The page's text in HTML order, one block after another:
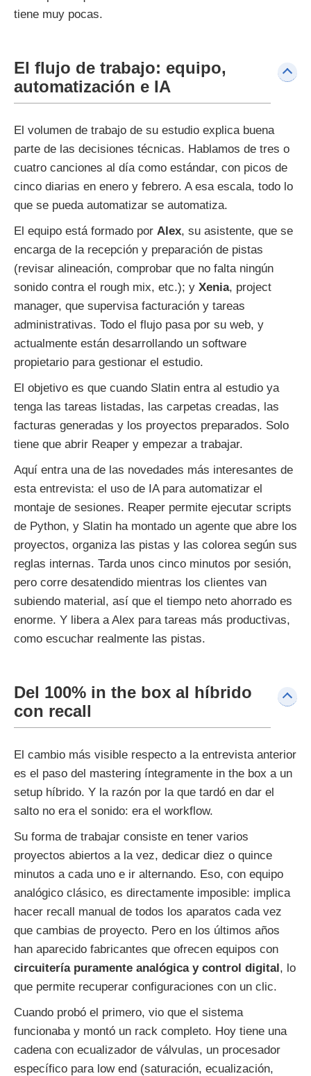
tiene muy pocas.
El flujo de trabajo: equipo,
automatización e IA
El volumen de trabajo de su estudio explica buena
parte de las decisiones técnicas. Hablamos de tres o
cuatro canciones al día como estándar, con picos de
cinco diarias en enero y febrero. A esa escala, todo lo
que se pueda automatizar se automatiza.
El equipo está formado por Alex, su asistente, que se
encarga de la recepción y preparación de pistas
(revisar alineación, comprobar que no falta ningún
sonido contra el rough mix, etc.); y Xenia, project
manager, que supervisa facturación y tareas
administrativas. Todo el flujo pasa por su web, y
actualmente están desarrollando un software
propietario para gestionar el estudio.
El objetivo es que cuando Slatin entra al estudio ya
tenga las tareas listadas, las carpetas creadas, las
facturas generadas y los proyectos preparados. Solo
tiene que abrir Reaper y empezar a trabajar.
Aquí entra una de las novedades más interesantes de
esta entrevista: el uso de IA para automatizar el
montaje de sesiones. Reaper permite ejecutar scripts
de Python, y Slatin ha montado un agente que abre los
proyectos, organiza las pistas y las colorea según sus
reglas internas. Tarda unos cinco minutos por sesión,
pero corre desatendido mientras los clientes van
subiendo material, así que el tiempo neto ahorrado es
enorme. Y libera a Alex para tareas más productivas,
como escuchar realmente las pistas.
Del 100% in the box al híbrido
con recall
El cambio más visible respecto a la entrevista anterior
es el paso del mastering íntegramente in the box a un
setup híbrido. Y la razón por la que tardó en dar el
salto no era el sonido: era el workflow.
Su forma de trabajar consiste en tener varios
proyectos abiertos a la vez, dedicar diez o quince
minutos a cada uno e ir alternando. Eso, con equipo
analógico clásico, es directamente imposible: implica
hacer recall manual de todos los aparatos cada vez
que cambias de proyecto. Pero en los últimos años
han aparecido fabricantes que ofrecen equipos con
circuitería puramente analógica y control digital, lo
que permite recuperar configuraciones con un clic.
Cuando probó el primero, vio que el sistema
funcionaba y montó un rack completo. Hoy tiene una
cadena con ecualizador de válvulas, un procesador
específico para low end (saturación, ecualización,